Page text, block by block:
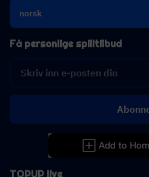
norsk
TOPUP live
Få personlige spilltilbud